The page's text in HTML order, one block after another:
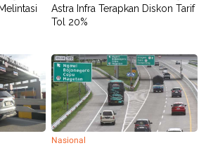
Astra Infra Terapkan Diskon Tarif
Tol 20%
Nasional